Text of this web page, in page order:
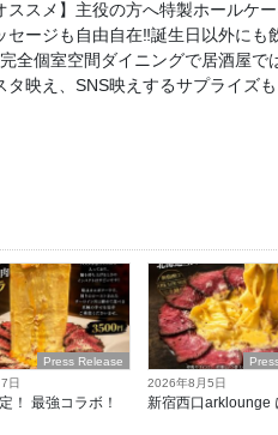
ススメ】主役の方へ特製ホールケ
セージも自由自在‼誕生日以外にも
全個室空間ダイニングで居酒屋
タ映え、SNS映えするサプライズ
Press Release
日
！ 最強コラボ！
2026年8月5日
新宿西口arklounge